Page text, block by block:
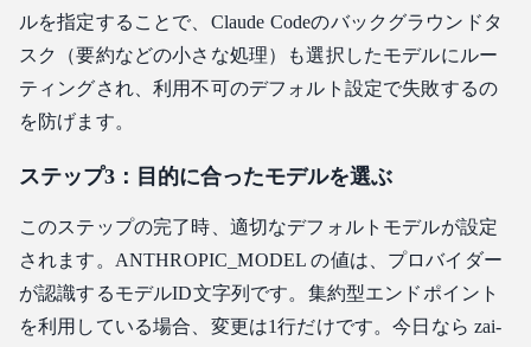
ルを指定することで、Claude Codeのバックグラウンドタ
スク（要約などの小さな処理）も選択したモデルにルー
ティングされ、利用不可のデフォルト設定で失敗するの
を防げます。
ステップ3：目的に合ったモデルを選ぶ
このステップの完了時、適切なデフォルトモデルが設定
されます。ANTHROPIC_MODEL の値は、プロバイダー
が認識するモデルID文字列です。集約型エンドポイント
を利用している場合、変更は1行だけです。今日なら zai-